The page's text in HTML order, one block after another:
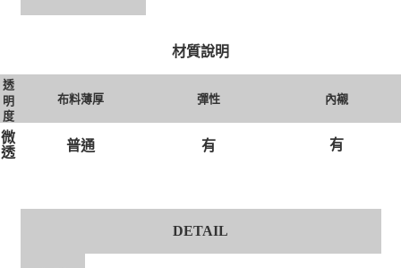
材質說明
透
明
度
布料薄厚 彈性 內襯
微
透
普通 有 有
DETAIL